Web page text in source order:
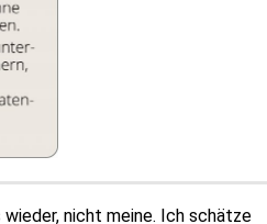
nicht meine. Ich schätze